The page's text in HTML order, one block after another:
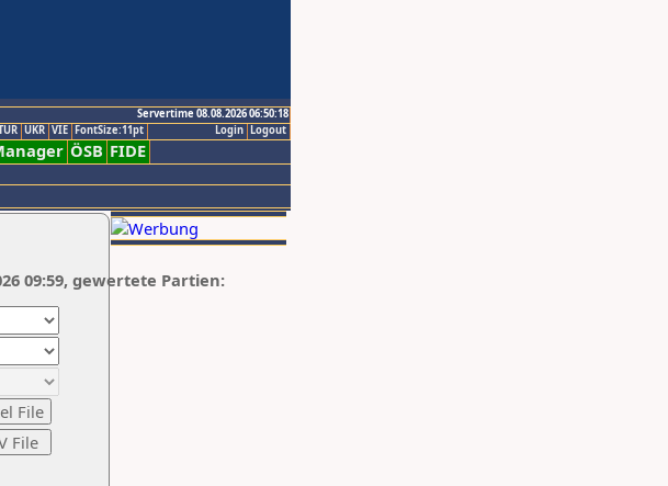
Servertime 08.08.2026 06:50:18
Logout
Login
UKR VIE FontSize:11pt
ÖSB FIDE
09:59, gewertete Partien: